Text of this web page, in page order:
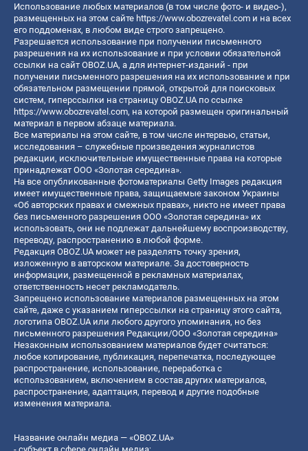
Использование любых материалов (в том числе фото- и видео-),
размещенных на этом сайте https://www.obozrevatel.com и на всех
его поддоменах, в любом виде строго запрещено.
Разрешается использование при получении письменного
разрешения на их использование и при условии обязательной
ссылки на сайт OBOZ.UA, а для интернет-изданий - при
получении письменного разрешения на их использование и при
обязательном размещении прямой, открытой для поисковых
систем, гиперссылки на страницу OBOZ.UA по ссылке
https://www.obozrevatel.com, на которой размещен оригинальный
материал в первом абзаце материала.
Все материалы на этом сайте, в том числе интервью, статьи,
исследования – служебные произведения журналистов
редакции, исключительные имущественные права на которые
принадлежат ООО «Золотая середина».
На все опубликованные фотоматериалы Getty Images редакция
имеет имущественные права, защищаемые законом Украины
«Об авторских правах и смежных правах», никто не имеет права
без письменного разрешения ООО «Золотая середина» их
использовать, они не подлежат дальнейшему воспроизводству,
переводу, распространению в любой форме.
Редакция OBOZ.UA может не разделять точку зрения,
изложенную в авторском материале. За достоверность
информации, размещенной в рекламных материалах,
ответственность несет рекламодатель.
Запрещено использование материалов размещенных на этом
сайте, даже с указанием гиперссылки на страницу этого сайта,
логотипа OBOZ.UA или любого другого упоминания, но без
письменного разрешения Редакции/ООО «Золотая середина»
Незаконным использованием материалов будет считаться:
любое копирование, публикация, перепечатка, последующее
распространение, использование, переработка с
использованием, включением в состав других материалов,
распространение, адаптация, перевод и другие подобные
изменения материала.
Название онлайн медиа — «OBOZ.UA»